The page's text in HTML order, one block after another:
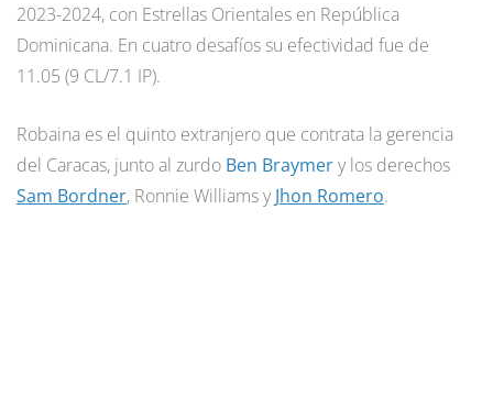
2023-2024, con Estrellas Orientales en República
Dominicana. En cuatro desafíos su efectividad fue de
11.05 (9 CL/7.1 IP).
Robaina es el quinto extranjero que contrata la gerencia
del Caracas, junto al zurdo Ben Braymery los derechos
Sam Bordner, Ronnie Williams yJhon Romero.